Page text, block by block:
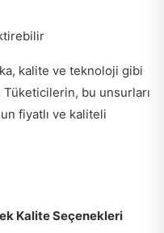
kalite ve teknoloji gibi
bu unsurları
fiyatlı ve kaliteli
Kalite Seçenekleri